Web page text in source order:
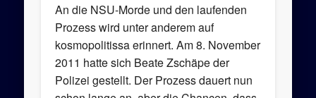
An die NSU-Morde und den laufenden
Prozess wird unter anderem auf
kosmopolitissa erinnert. Am 8. November
2011 hatte sich Beate Zschäpe der
Polizei gestellt. Der Prozess dauert nun